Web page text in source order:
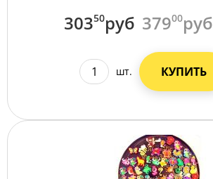
30350руб 37900руб
шт. КУПИТЬ